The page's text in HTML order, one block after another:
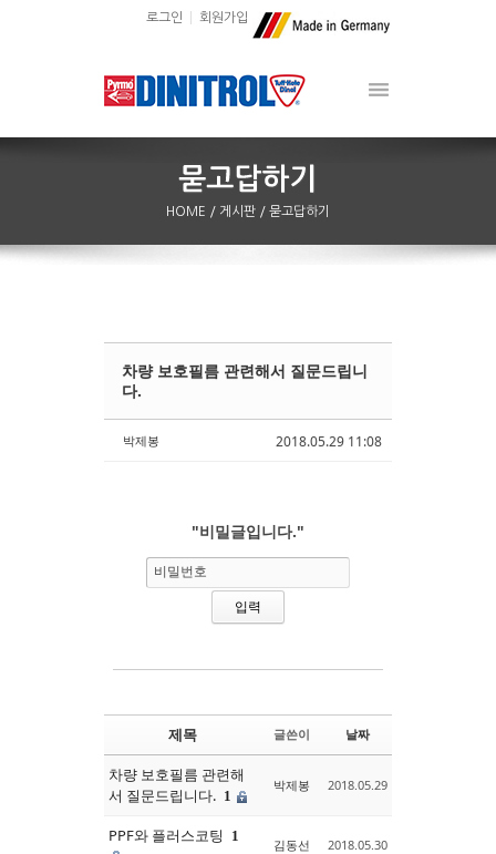
로그인 회원가입
HOME / 게시판 / 묻고답하기
2018.05.29 11:08
차량 보호필름 관련해서 질문드립니
다.
박제봉
"비밀글입니다."
비밀번호
제목 글쓴이 날짜
차량 보호필름 관련해
서 질문드립니다. 1
박제봉 2018.05.29
PPF와 플러스코팅 1
김동선 2018.05.30
Sketchbook5, 스케치북5
Sketchbook5, 스케치북5
Sketchbook5, 스케치북5
Sketchbook5, 스케치북5